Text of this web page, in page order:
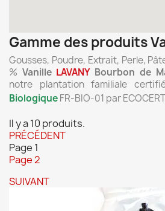
Gamme des produits
Gousses, Poudre, Extrait, Perle,
% Vanille LAVANYBourbon de
notre plantation familiale
BiologiqueFR-BIO-01 par ECOCERT
Il y a 10 produits.
PRÉCÉDENT
Page 1
Page2
SUIVANT